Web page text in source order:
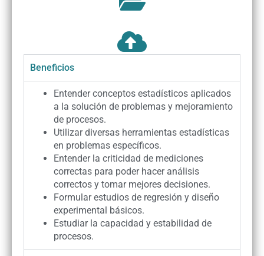
Beneficios
Entender conceptos estadísticos aplicados
a la solución de problemas y mejoramiento
de procesos.
Utilizar diversas herramientas estadísticas
en problemas específicos.
Entender la criticidad de mediciones
correctas para poder hacer análisis
correctos y tomar mejores decisiones.
Formular estudios de regresión y diseño
experimental básicos.
Estudiar la capacidad y estabilidad de
procesos.